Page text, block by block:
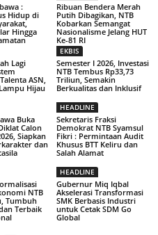
:
Hidup di
Hingga
Ribuan Bendera Merah
Putih Dibagikan, NTB
Kobarkan Semangat
Nasionalisme Jelang HUT
Ke-81 RI
Lagi
ASN,
Hijau
EKBIS
Semester I 2026, Investasi
NTB Tembus Rp33,73
Triliun, Semakin
Berkualitas dan Inklusif
Buka
Calon
Siapkan
dan
HEADLINE
Sekretaris Fraksi
Demokrat NTB Syamsul
Fikri : Permintaan Audit
Khusus BTT Keliru dan
Salah Alamat
NTB
Tumbuh
Terbaik
HEADLINE
Gubernur Miq Iqbal
Akselerasi Transformasi
SMK Berbasis Industri
untuk Cetak SDM Go
Global